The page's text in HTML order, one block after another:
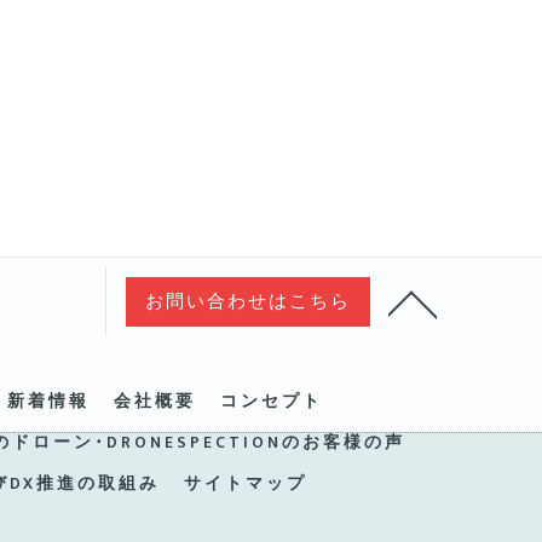
お問い合わせはこちら
新着情報 会社概要
コンセプト
ドローン･DRONESPECTIONのお客様の声
推進の取組み
サイトマップ